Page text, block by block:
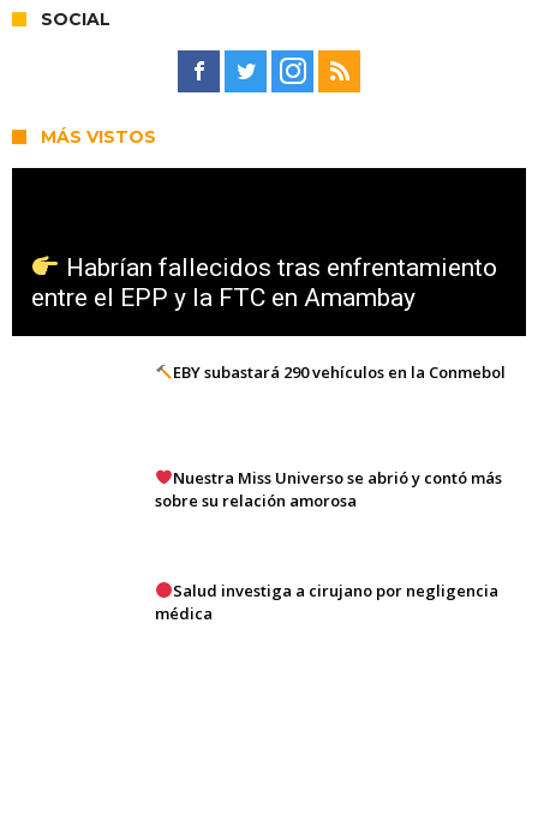
SOCIAL
MÁS VISTOS
Habrían fallecidos tras enfrentamiento
entre el EPP y la FTC en Amambay
EBY subastará 290 vehículos en la Conmebol
Nuestra Miss Universo se abrió y contó más
sobre su relación amorosa
Salud investiga a cirujano por negligencia
médica